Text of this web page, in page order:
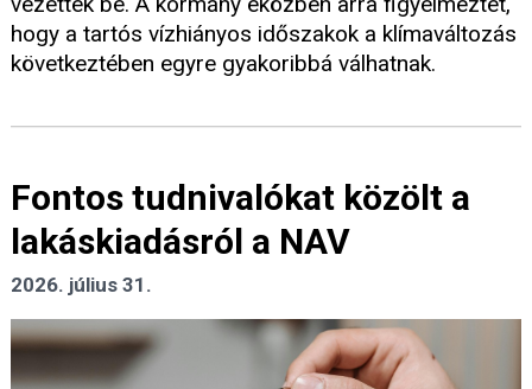
hogy a tartós vízhiányos időszakok a klímaváltozás
következtében egyre gyakoribbá válhatnak.
Fontos tudnivalókat közölt a
lakáskiadásról a NAV
2026. július 31.